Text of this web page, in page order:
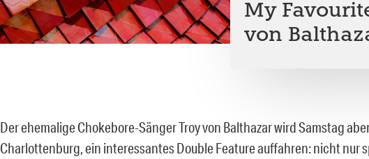
My
von
Der ehemalige Chokebore-Sänger Troy von Balthazar wird Samstag
Charlottenburg, ein interessantes Double Feature auffahren: nicht nur